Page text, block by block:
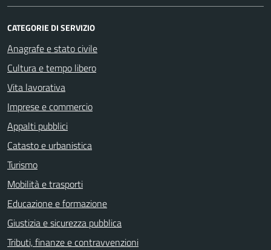
CATEGORIE DI SERVIZIO
Anagrafe e stato civile
Cultura e tempo libero
Vita lavorativa
Imprese e commercio
Appalti pubblici
Catasto e urbanistica
Turismo
Mobilità e trasporti
Educazione e formazione
Giustizia e sicurezza pubblica
Tributi, finanze e contravvenzioni